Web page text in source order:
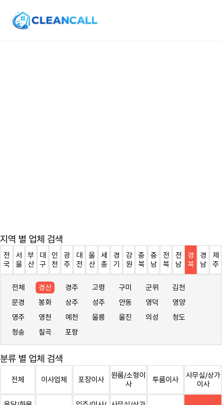
지역 별 업체 검색
전
국
서
울
부
산
대
구
인
천
광
주
대
전
울
산
세
종
경
기
강
원
충
북
충
남
전
북
전
남
경
북
경
남
제
주
전체 경산 경주 고령 구미 군위
김천
문경
봉화 상주 성주 안동 영덕
영양
영주
영천 예천 울릉 울진 의성
청도
청송
칠곡 포항
분류 별 업체 검색
전체 이사업체 포장이사
원룸/소형이
사
투룸이사
사무실/상가
이사